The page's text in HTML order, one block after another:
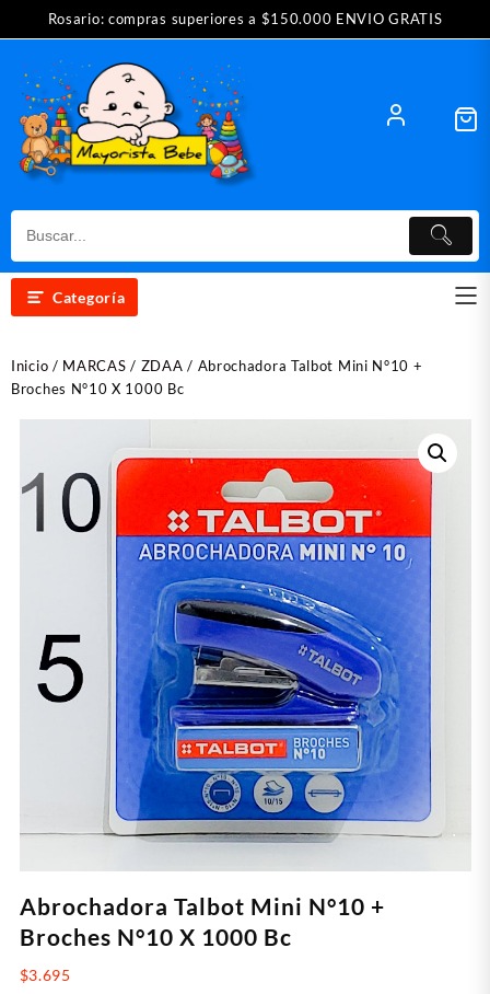
Rosario: compras superiores a $150.000 ENVIO GRATIS
Categoría
Inicio / MARCAS / ZDAA / Abrochadora Talbot Mini N°10 +
Broches N°10 X 1000 Bc
Abrochadora Talbot Mini N°10 +
Broches N°10 X 1000 Bc
$3.695